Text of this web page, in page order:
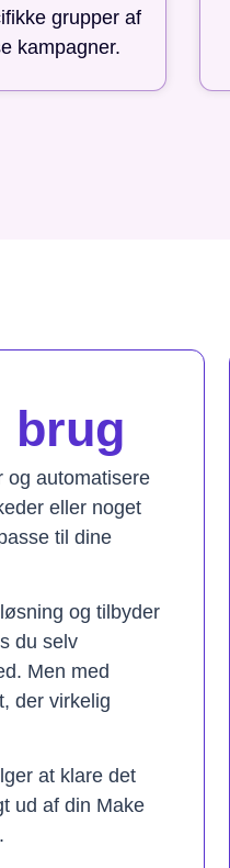
grupper af
kampagner.
brug
og automatisere
eller noget
til dine
og tilbyder
du selv
Men med
der virkelig
at klare det
ud af din Make